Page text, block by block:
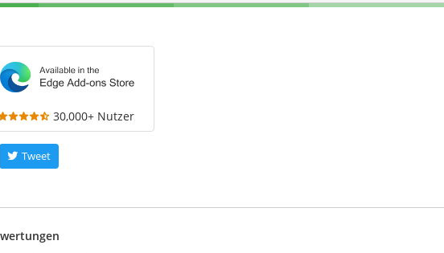
30,000+ Nutzer
Tweet